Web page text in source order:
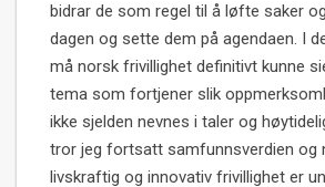
bidrar de som regel til å løfte saker
dagen og sette dem på agendaen. I
må norsk frivillighet definitivt kunne
tema som fortjener slik
ikke sjelden nevnes i taler og
tror jeg fortsatt samfunnsverdien og
livskraftig og innovativ frivillighet er